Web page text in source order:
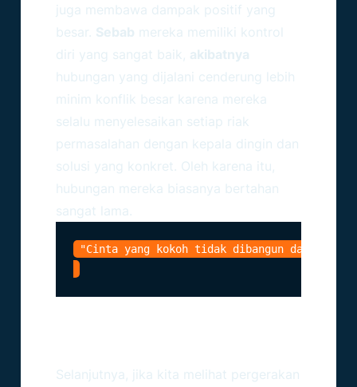
juga membawa dampak positif yang
besar. Sebab mereka memiliki kontrol
diri yang sangat baik, akibatnya
hubungan yang dijalani cenderung lebih
minim konflik besar karena mereka
selalu menyelesaikan setiap riak
permasalahan dengan kepala dingin dan
solusi yang konkret. Oleh karena itu,
hubungan mereka biasanya bertahan
sangat lama.
Selanjutnya, jika kita melihat pergerakan